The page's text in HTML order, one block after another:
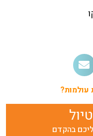
עולמות?
בהקדם